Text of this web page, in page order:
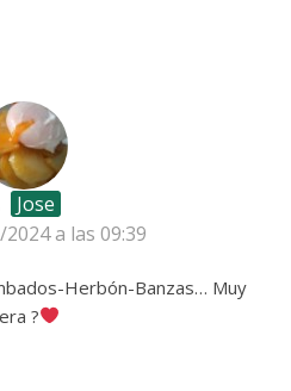
Jose
a las 09:39
Herbón-Banzas… Muy
?